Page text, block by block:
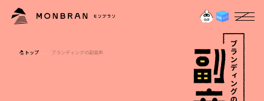
トップ ブランディングの副音声